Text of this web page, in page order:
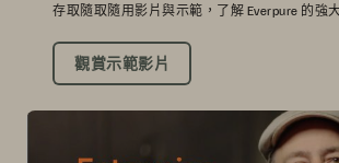
存取隨取隨用影片與示範，了解 Everpure 的強
觀賞示範影片